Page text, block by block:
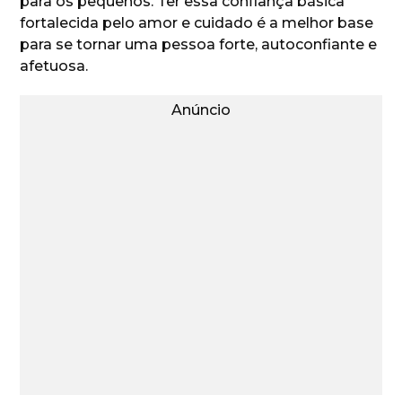
fortalecida pelo amor e cuidado é a melhor base
para se tornar uma pessoa forte, autoconfiante e
afetuosa.
Anúncio